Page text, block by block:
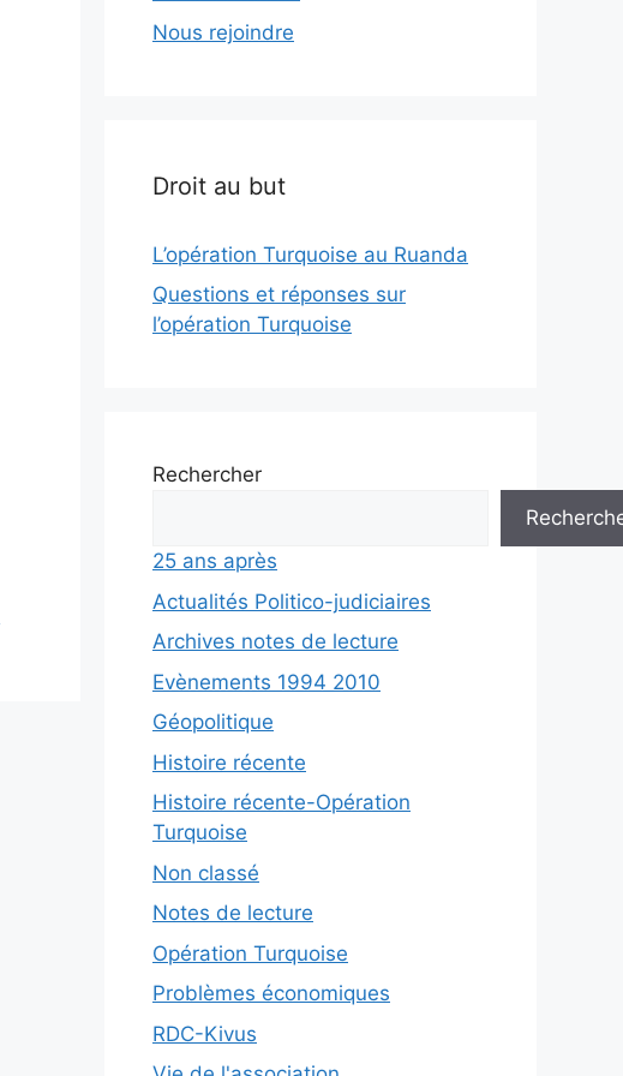
Nous rejoindre
Droit au but
L’opération Turquoise au Ruanda
Questions et réponses sur
l’opération Turquoise
Rechercher
25 ans après
Actualités Politico-judiciaires
Archives notes de lecture
Evènements 1994 2010
Géopolitique
Histoire récente
Histoire récente-Opération
Turquoise
Non classé
Notes de lecture
Opération Turquoise
Problèmes économiques
RDC-Kivus